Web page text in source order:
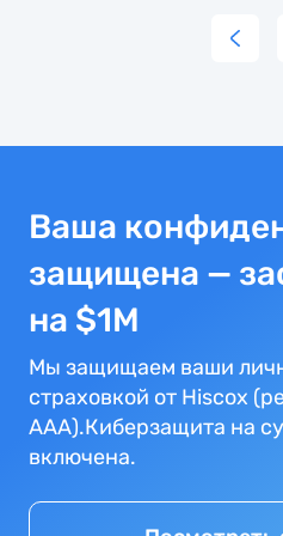
flight
a
Ваша
защищена —
на $1M
Мы защищаем ваши
страховкой от Hiscox
AAA).Киберзащита на
включена.